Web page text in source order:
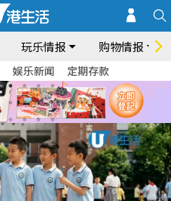
玩乐情报 购物情报
娱乐新闻 定期存款